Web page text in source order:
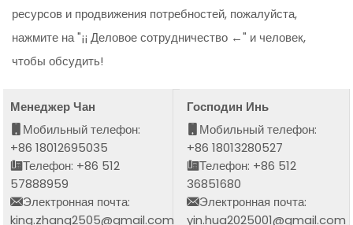
ресурсов и продвижения потребностей, пожалуйста,
нажмите на "¡¡ Деловое сотрудничество ←" и человек,
чтобы обсудить!
Менеджер Чан
Мобильный телефон:
+86 18012695035
Телефон: +86 512
57888959
Электронная почта:
king.zhang2505@gmail.com
Господин Инь
Мобильный телефон:
+86 18013280527
Телефон: +86 512
36851680
Электронная почта:
yin.hua2025001@gmail.com